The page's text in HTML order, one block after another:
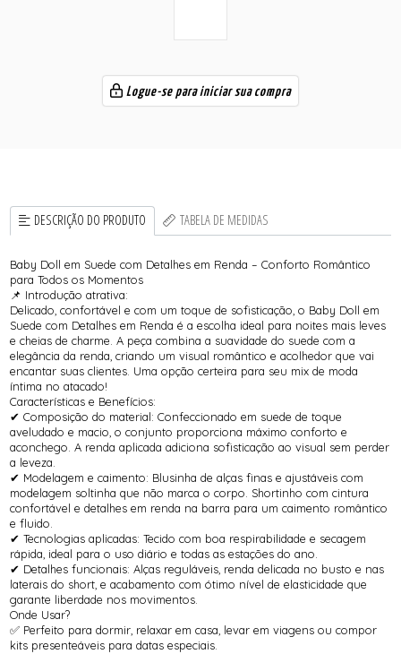
Logue-se para iniciar sua compra
DESCRIÇÃO DO PRODUTO TABELA DE MEDIDAS
Baby Doll em Suede com Detalhes em Renda – Conforto Romântico
para Todos os Momentos
📌 Introdução atrativa:
Delicado, confortável e com um toque de sofisticação, o Baby Doll em
Suede com Detalhes em Renda é a escolha ideal para noites mais leves
e cheias de charme. A peça combina a suavidade do suede com a
elegância da renda, criando um visual romântico e acolhedor que vai
encantar suas clientes. Uma opção certeira para seu mix de moda
íntima no atacado!
Características e Benefícios:
✔ Composição do material: Confeccionado em suede de toque
aveludado e macio, o conjunto proporciona máximo conforto e
aconchego. A renda aplicada adiciona sofisticação ao visual sem perder
a leveza.
✔ Modelagem e caimento: Blusinha de alças finas e ajustáveis com
modelagem soltinha que não marca o corpo. Shortinho com cintura
confortável e detalhes em renda na barra para um caimento romântico
e fluido.
✔ Tecnologias aplicadas: Tecido com boa respirabilidade e secagem
rápida, ideal para o uso diário e todas as estações do ano.
✔ Detalhes funcionais: Alças reguláveis, renda delicada no busto e nas
laterais do short, e acabamento com ótimo nível de elasticidade que
garante liberdade nos movimentos.
Onde Usar?
✅ Perfeito para dormir, relaxar em casa, levar em viagens ou compor
kits presenteáveis para datas especiais.